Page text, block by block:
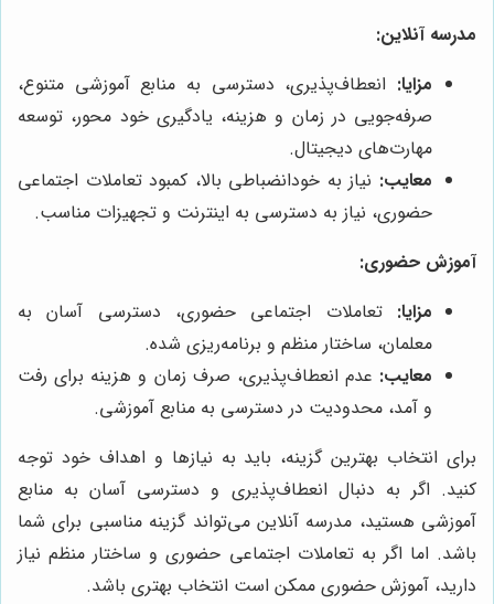
مدرسه آنلاین:
مزایا: انعطاف‌پذیری، دسترسی به منابع آموزشی متنوع،
صرفه‌جویی در زمان و هزینه، یادگیری خود محور، توسعه
مهارت‌های دیجیتال.
معایب: نیاز به خودانضباطی بالا، کمبود تعاملات اجتماعی
حضوری، نیاز به دسترسی به اینترنت و تجهیزات مناسب.
آموزش حضوری:
مزایا: تعاملات اجتماعی حضوری، دسترسی آسان به
معلمان، ساختار منظم و برنامه‌ریزی شده.
معایب: عدم انعطاف‌پذیری، صرف زمان و هزینه برای رفت
و آمد، محدودیت در دسترسی به منابع آموزشی.
برای انتخاب بهترین گزینه، باید به نیازها و اهداف خود توجه
کنید. اگر به دنبال انعطاف‌پذیری و دسترسی آسان به منابع
آموزشی هستید، مدرسه آنلاین می‌تواند گزینه مناسبی برای شما
باشد. اما اگر به تعاملات اجتماعی حضوری و ساختار منظم نیاز
دارید، آموزش حضوری ممکن است انتخاب بهتری باشد.